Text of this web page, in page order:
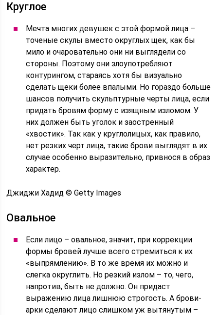
Круглое
Мечта многих девушек с этой формой лица –
точеные скулы вместо округлых щек, как бы
мило и очаровательно они ни выглядели со
стороны. Поэтому они злоупотребляют
контурингом, стараясь хотя бы визуально
сделать щеки более впалыми. Но гораздо больше
шансов получить скульптурные черты лица, если
придать бровям форму с изящным изломом. У
них должен быть уголок и заостренный
«хвостик». Так как у круглолицых, как правило,
нет резких черт лица, такие брови выглядят в их
случае особенно выразительно, привнося в образ
характер.
Джиджи Хадид © Getty Images
Овальное
Если лицо – овальное, значит, при коррекции
формы бровей лучше всего стремиться к их
«выпрямлению». В то же время их можно и
слегка округлить. Но резкий излом – то, чего,
напротив, быть не должно. Он придаст
выражению лица лишнюю строгость. А брови-
арки сделают лицо слишком уж вытянутым –